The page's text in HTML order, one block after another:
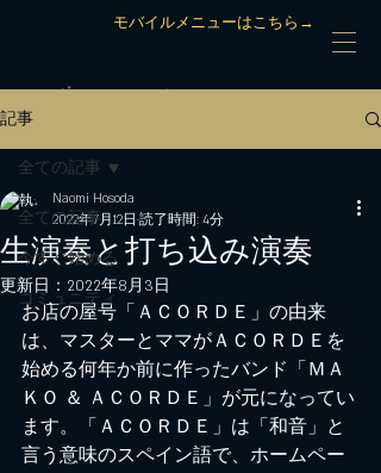
モバイルメニューはこちら→
記事
全ての記事
今すぐ始める
コミュニティ
全ての記事
生演奏と打ち込み演奏
Naomi Hosoda
2022年7月12日 読了時間: 4分
更新日： 2022年8月3日
お店の屋号「ＡＣＯＲＤＥ」の由来
は、マスターとママがＡＣＯＲＤＥを
始める何年か前に作ったバンド「ＭＡ
ＫＯ ＆ ＡＣＯＲＤＥ」が元になってい
ます。「ＡＣＯＲＤＥ」は「和音」と
言う意味のスペイン語で、ホームペー